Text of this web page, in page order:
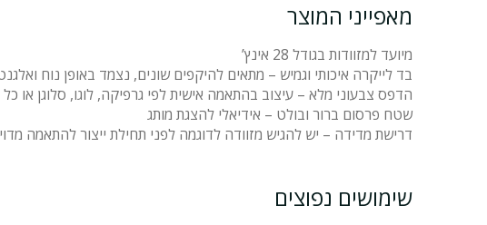
מאפייני המוצר
מיועד למזוודות בגודל 28 אינץ’
בד לייקרה איכותי וגמיש – מתאים להיקפים שונים, נצמד באופן נוח
הדפס צבעוני מלא – עיצוב בהתאמה אישית לפי גרפיקה, לוגו, סלוגן או כל
שטח פרסום ברור ובולט – אידיאלי להצגת מותג
דרישת מדידה – יש להגיש מזוודה לדוגמה לפני תחילת ייצור להתאמה
שימושים נפוצים